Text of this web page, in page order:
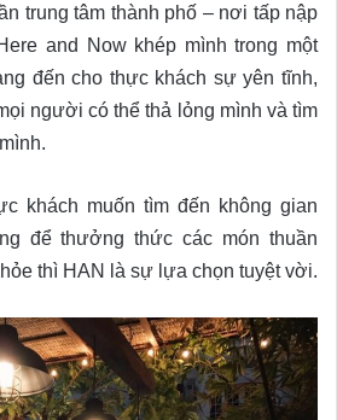
trung tâm thành phố – nơi tấp nập
and Now khép mình trong một
đến cho thực khách sự yên tĩnh,
người có thể thả lỏng mình và tìm
khách muốn tìm đến không gian
để thưởng thức các món thuần
thì HAN là sự lựa chọn tuyệt vời.